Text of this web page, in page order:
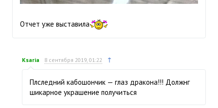
Отчет уже выставила
Ksaria 8 сентября 2019, 01:22 ↑
Плследний кабошончик — глаз дракона!!! Должнг
шикарное украшение получиться